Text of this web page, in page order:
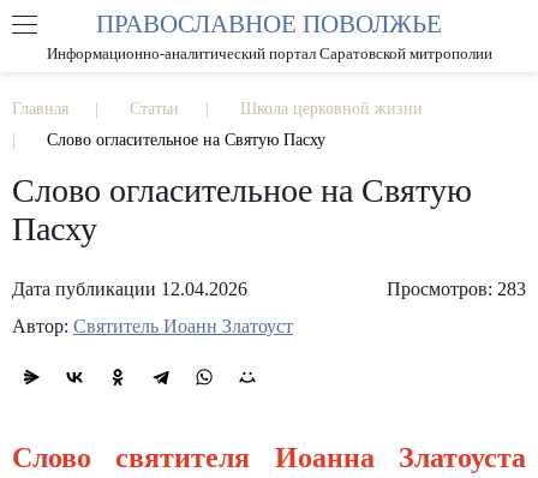
РАЗМЕР ШРИФТА А А
ПРАВОСЛАВНОЕ ПОВОЛЖЬЕ
Информационно-аналитический портал Саратовской митрополии
Главная Статьи
Школа церковной жизни
Слово огласительное на Святую Пасху
Слово огласительное на Святую
Пасху
Дата публикации 12.04.2026
Просмотров: 283
Автор: Святитель Иоанн Златоуст
Слово святителя Иоанна Златоуста